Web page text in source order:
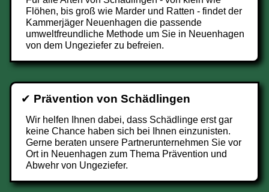
Flöhen, bis groß wie Marder und Ratten - findet der
Kammerjäger Neuenhagen die passende
umweltfreundliche Methode um Sie in Neuenhagen
von dem Ungeziefer zu befreien.
✔ Prävention von Schädlingen
Wir helfen Ihnen dabei, dass Schädlinge erst gar
keine Chance haben sich bei Ihnen einzunisten.
Gerne beraten unsere Partnerunternehmen Sie vor
Ort in Neuenhagen zum Thema Prävention und
Abwehr von Ungeziefer.